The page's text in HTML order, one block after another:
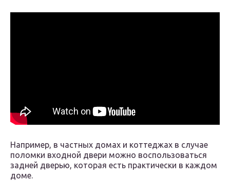
Например, в частных домах и коттеджах в случае
поломки входной двери можно воспользоваться
задней дверью, которая есть практически в каждом
доме.